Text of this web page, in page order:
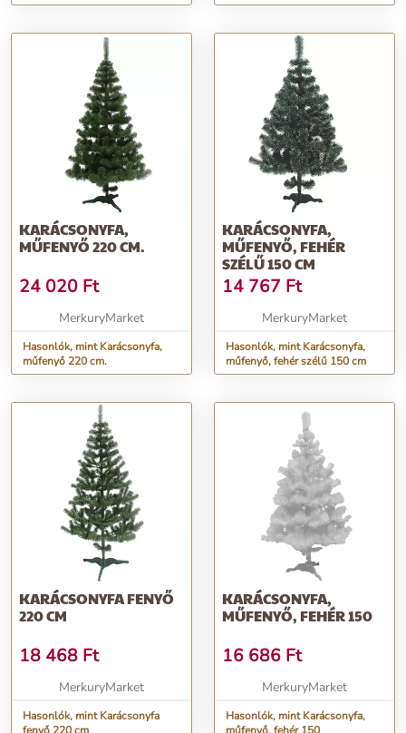
KARÁCSONYFA,
MŰFENYŐ 220 CM.
24 020 Ft
MerkuryMarket
Hasonlók, mint Karácsonyfa,
műfenyő 220 cm.
KARÁCSONYFA,
MŰFENYŐ, FEHÉR
SZÉLŰ 150 CM
14 767 Ft
MerkuryMarket
Hasonlók, mint Karácsonyfa,
műfenyő, fehér szélű 150 cm
KARÁCSONYFA FENYŐ
220 CM
18 468 Ft
MerkuryMarket
Hasonlók, mint Karácsonyfa
KARÁCSONYFA,
MŰFENYŐ, FEHÉR 150
16 686 Ft
MerkuryMarket
Hasonlók, mint Karácsonyfa,